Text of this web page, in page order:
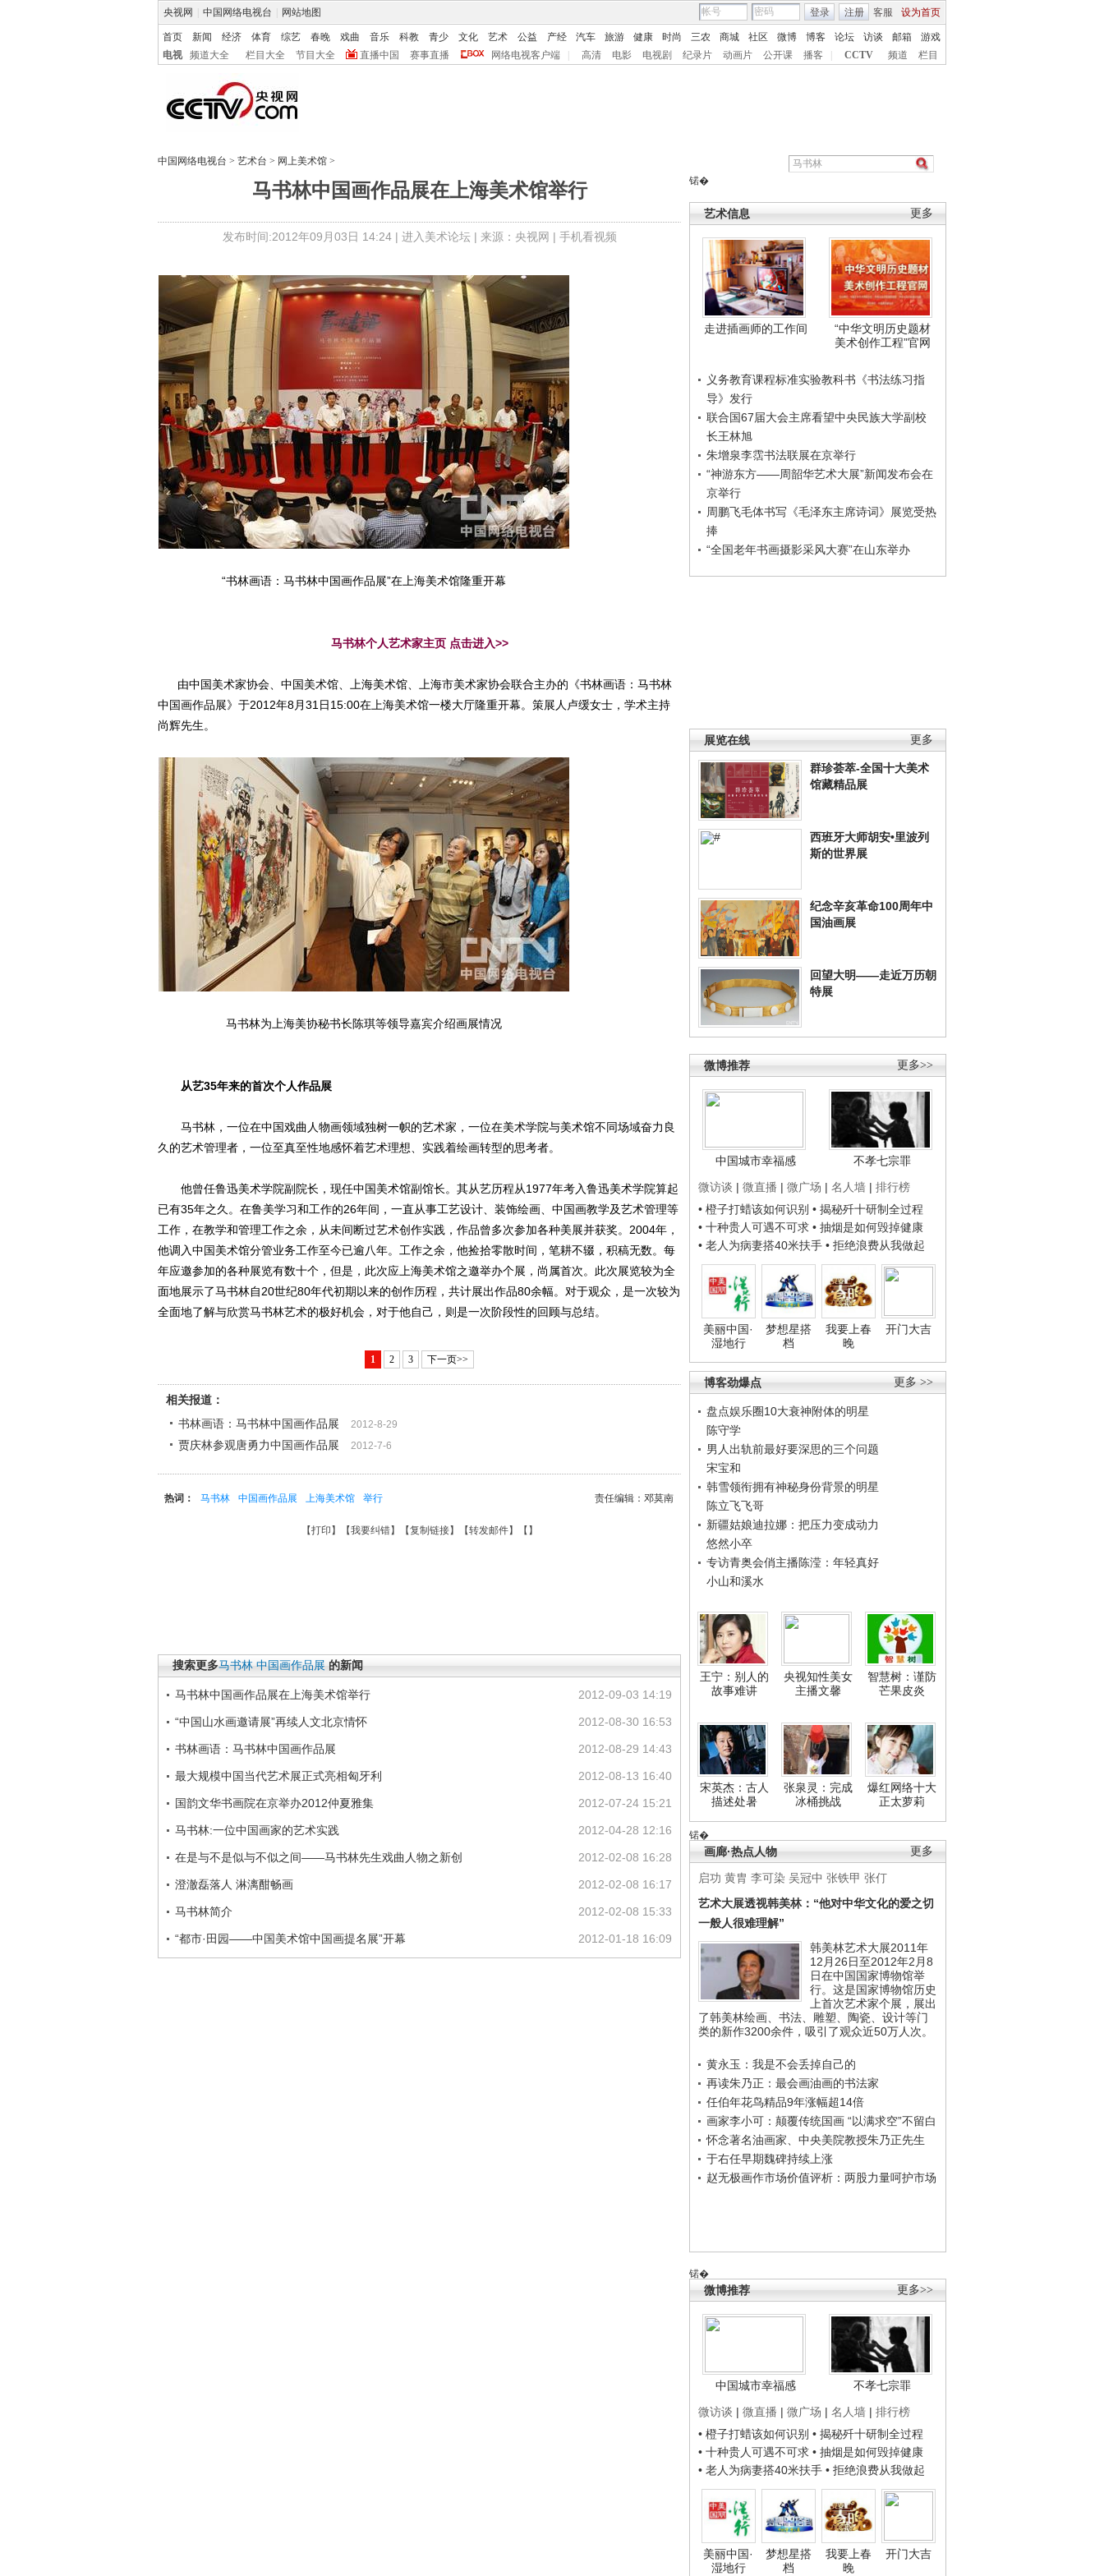
央视网 中国网络电视台 网站地图 客服 设为首页
登录 注册
首页 新闻 经济 体育 综艺 春晚 戏曲 音乐 科教 青少 文化 艺术 公益 产经 汽车 旅游 健康 时尚 三农 商城 社区 微博 博客 论坛 访谈 邮箱
游戏
电视
频道大全 栏目大全 节目大全 直播中国 赛事直播 网络电视客户端 高清 电影 电视剧 纪录片 动画片 公开课 播客 CCTV 频道 栏目
中国网络电视台 > 艺术台 > 网上美术馆 >
马书林中国画作品展在上海美术馆举行
发布时间:2012年09月03日 14:24 | 进入美术论坛| 来源：央视网 | 手机看视频
锘�
更多
艺术信息
走进插画师的工作间
“中华文明历史题材
美术创作工程”官网
义务教育课程标准实验教科书《书法练习指
导》发行
联合国67届大会主席看望中央民族大学副校
长王林旭
朱增泉李霑书法联展在京举行
“神游东方——周韶华艺术大展”新闻发布会在
京举行
周鹏飞毛体书写《毛泽东主席诗词》展览受热
捧
“全国老年书画摄影采风大赛”在山东举办
更多
展览在线
群珍荟萃-全国十大美术
馆藏精品展
西班牙大师胡安•里波列
斯的世界展
纪念辛亥革命100周年中
国油画展
回望大明——走近万历朝
特展
更多>>
微博推荐
中国城市幸福感
不孝七宗罪
微访谈 | 微直播 | 微广场 | 名人墙 | 排行榜
• 橙子打蜡该如何识别 • 揭秘歼十研制全过程
• 十种贵人可遇不可求 • 抽烟是如何毁掉健康
• 老人为病妻搭40米扶手 • 拒绝浪费从我做起
美丽中国·
湿地行
梦想星搭
档
我要上春
晚
开门大吉
更多 >>
博客劲爆点
盘点娱乐圈10大衰神附体的明星
陈守学
男人出轨前最好要深思的三个问题
宋宝和
韩雪领衔拥有神秘身份背景的明星
陈立飞飞哥
新疆姑娘迪拉娜：把压力变成动力
悠然小卒
专访青奥会俏主播陈滢：年轻真好
小山和溪水
王宁：别人的
故事难讲
央视知性美女
主播文馨
智慧树：谨防
芒果皮炎
宋英杰：古人
描述处暑
张泉灵：完成
冰桶挑战
爆红网络十大
正太萝莉
锘�
更多
画廊·热点人物
启功 黄胄 李可染 吴冠中 张铁甲 张仃
艺术大展透视韩美林：“他对中华文化的爱之切
一般人很难理解”
韩美林艺术大展2011年
12月26日至2012年2月8
日在中国国家博物馆举
行。这是国家博物馆历史
上首次艺术家个展，展出
了韩美林绘画、书法、雕塑、陶瓷、设计等门
类的新作3200余件，吸引了观众近50万人次。
黄永玉：我是不会丢掉自己的
再读朱乃正：最会画油画的书法家
任伯年花鸟精品9年涨幅超14倍
画家李小可：颠覆传统国画 “以满求空”不留白
怀念著名油画家、中央美院教授朱乃正先生
于右任早期魏碑持续上涨
赵无极画作市场价值评析：两股力量呵护市场
锘�
更多>>
微博推荐
中国城市幸福感
不孝七宗罪
微访谈 | 微直播 | 微广场 | 名人墙 | 排行榜
• 橙子打蜡该如何识别 • 揭秘歼十研制全过程
• 十种贵人可遇不可求 • 抽烟是如何毁掉健康
• 老人为病妻搭40米扶手 • 拒绝浪费从我做起
美丽中国·
湿地行
梦想星搭
档
我要上春
晚
开门大吉
“书林画语：马书林中国画作品展”在上海美术馆隆重开幕
马书林个人艺术家主页 点击进入>>
由中国美术家协会、中国美术馆、上海美术馆、上海市美术家协会联合主办的《书林画语：马书林
中国画作品展》于2012年8月31日15:00在上海美术馆一楼大厅隆重开幕。策展人卢缓女士，学术主持
尚辉先生。
马书林为上海美协秘书长陈琪等领导嘉宾介绍画展情况
从艺35年来的首次个人作品展
马书林，一位在中国戏曲人物画领域独树一帜的艺术家，一位在美术学院与美术馆不同场域奋力良
久的艺术管理者，一位至真至性地感怀着艺术理想、实践着绘画转型的思考者。
他曾任鲁迅美术学院副院长，现任中国美术馆副馆长。其从艺历程从1977年考入鲁迅美术学院算起
已有35年之久。在鲁美学习和工作的26年间，一直从事工艺设计、装饰绘画、中国画教学及艺术管理等
工作，在教学和管理工作之余，从未间断过艺术创作实践，作品曾多次参加各种美展并获奖。2004年，
他调入中国美术馆分管业务工作至今已逾八年。工作之余，他捡拾零散时间，笔耕不辍，积稿无数。每
年应邀参加的各种展览有数十个，但是，此次应上海美术馆之邀举办个展，尚属首次。此次展览较为全
面地展示了马书林自20世纪80年代初期以来的创作历程，共计展出作品80余幅。对于观众，是一次较为
全面地了解与欣赏马书林艺术的极好机会，对于他自己，则是一次阶段性的回顾与总结。
1 2 3 下一页>>
相关报道：
书林画语：马书林中国画作品展
2012-8-29
贾庆林参观唐勇力中国画作品展 2012-7-6
责任编辑：邓莫南
热词： 马书林 中国画作品展 上海美术馆 举行
【打印 】【我要纠错】【复制链接】【转发邮件】【 】
搜索更多马书林 中国画作品展 的新闻
2012-09-03 14:19
马书林中国画作品展在上海美术馆举行
2012-08-30 16:53
“中国山水画邀请展”再续人文北京情怀
2012-08-29 14:43
书林画语：马书林中国画作品展
2012-08-13 16:40
最大规模中国当代艺术展正式亮相匈牙利
2012-07-24 15:21
国韵文华书画院在京举办2012仲夏雅集
2012-04-28 12:16
马书林:一位中国画家的艺术实践
2012-02-08 16:28
在是与不是似与不似之间——马书林先生戏曲人物之新创
2012-02-08 16:17
澄澈磊落人 淋漓酣畅画
2012-02-08 15:33
马书林简介
2012-01-18 16:09
“都市·田园——中国美术馆中国画提名展”开幕